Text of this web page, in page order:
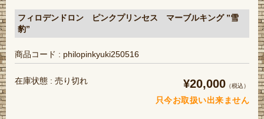
フィロデンドロン ピンクプリンセス マーブルキング ”雪
豹”
商品コード : philopinkyuki250516
在庫状態 : 売り切れ ¥20,000 （税込）
只今お取扱い出来ません